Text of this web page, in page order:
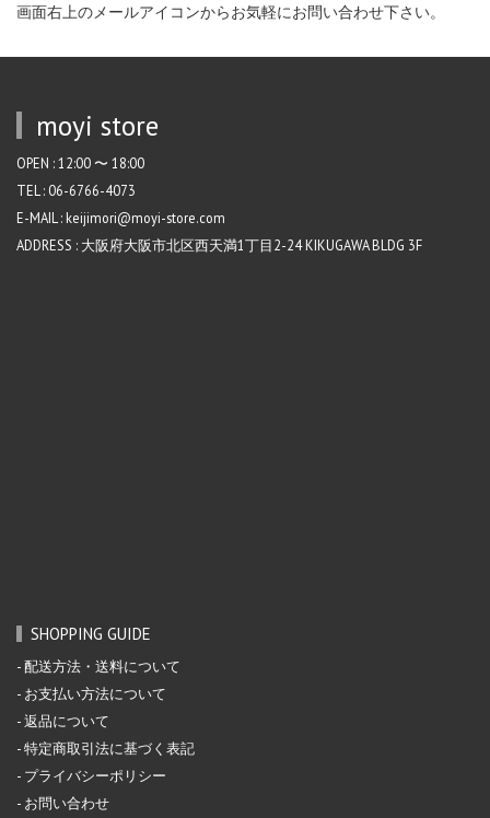
画面右上のメールアイコンからお気軽にお問い合わせ下さい。
moyi store
OPEN : 12:00 〜 18:00
TEL : 06-6766-4073
E-MAIL : keijimori@moyi-store.com
ADDRESS : 大阪府大阪市北区西天満1丁目2-24 KIKUGAWA BLDG 3F
SHOPPING GUIDE
配送方法・送料について
お支払い方法について
返品について
特定商取引法に基づく表記
プライバシーポリシー
お問い合わせ